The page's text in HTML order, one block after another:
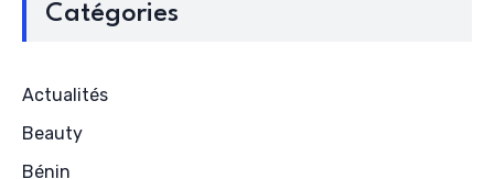
Catégories
Actualités
Beauty
Bénin